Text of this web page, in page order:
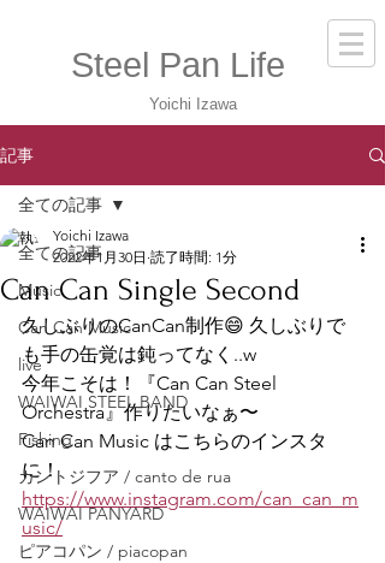
Steel Pan Life
Yoichi Izawa
記事
全ての記事
Music
Can Can Music
live
WAIWAI STEEL BAND
Fishing
カントジフア / canto de rua
WAIWAI PANYARD
ピアコパン / piacopan
全ての記事
Can Can Single Second
Yoichi Izawa
2022年1月30日 読了時間: 1分
久しぶりのCanCan制作😄 久しぶりで
も手の缶覚は鈍ってなく..w
今年こそは！『Can Can Steel
Orchestra』作りたいなぁ〜
Can Can Music はこちらのインスタ
に！
https://www.instagram.com/can_can_m
usic/